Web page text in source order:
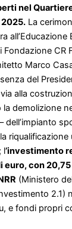
nel
2025. La
Fondazione CR
Marco
del
alla
demolizione
dell’impianto
l’investimento
euro, con
(Ministero
2.1)
e fondi propri